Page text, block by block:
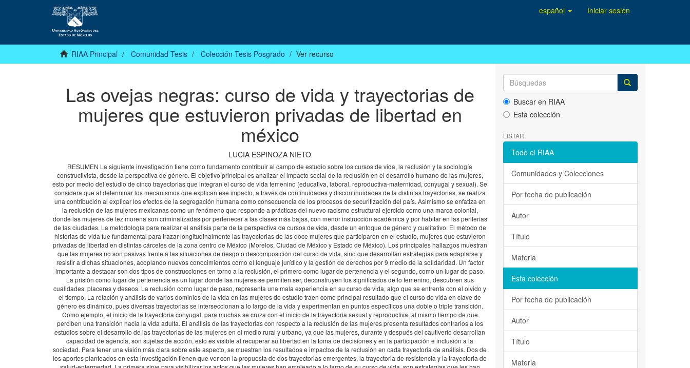
español Iniciar sesión
RIAA Principal Comunidad Tesis Colección Tesis Posgrado Ver recurso
Las ovejas negras: curso de vida y trayectorias de
mujeres que estuvieron privadas de libertad en
méxico
LUCIA ESPINOZA NIETO
RESUMEN La siguiente investigación tiene como fundamento contribuir al campo de estudio sobre los cursos de vida, la reclusión y la sociología
constructivista, desde la perspectiva de género. El objetivo principal es analizar el impacto social de la reclusión en el desarrollo humano de las mujeres,
esto por medio del estudio de cinco trayectorias que integran el curso de vida femenino (educativa, laboral, reproductiva-maternidad, conyugal y sexual). Se
considera que al determinar los mecanismos que explican ese impacto, a través de continuidades y discontinuidades de la distintas trayectorias, se realiza
una contribución al explicar los efectos de la segregación humana como consecuencia de los procesos de securitización del país. Asimismo se enfatiza en
la reclusión de las mujeres mexicanas como un fenómeno que responde a prácticas del nuevo racismo estructural ejercido como una marca colonial,
donde las mujeres de tez morena son criminalizadas por pertenecer a las clases más bajas, con menor instrucción académica y por habitar en las periferias
de las ciudades. La metodología para realizar el análisis parte de la perspectiva de cursos de vida, desde un enfoque de género y cualitativo. El método de
historias de vida fue fundamental para trazar longitudinalmente las trayectorias de las doce mujeres que participaron en el estudio, mujeres que estuvieron
privadas de libertad en distintas cárceles de la zona centro de México (Morelos, Ciudad de México y Estado de México). Los principales hallazgos muestran
que las mujeres no son pasivas frente a las situaciones de riesgo o descomposición del curso de vida, sino que desarrollan estrategias para adaptarse y
resistir a dichas situaciones, acoplando nuevos conocimientos como el lenguaje jurídico y la gestión de derechos por 9 medio de la solidaridad. Un factor
importante a destacar son dos tipos de construcciones en torno a la reclusión, el primero como lugar de pertenencia y el segundo, como un lugar de paso.
La prisión como lugar de pertenencia es un lugar donde las mujeres se permiten ser, deconstruyen los significados de lo femenino, descubren sus
cualidades, placeres y deseos. La reclusión como lugar de paso, representa una mala experiencia en su curso de vida, algo que se enfrenta con el olvido y
el tiempo. La relación y análisis de varios dominios de la vida en las mujeres de estudio traen como principal resultado que el curso de vida en clave de
género es dinámico, pues diversas trayectorias se interseccionan a lo largo de la vida y experimentan en puntos específicos una doble o triple transición.
Como ejemplo, el inicio de la trayectoria conyugal, para muchas se cruza con el inicio de la trayectoria sexual y reproductiva, al mismo tiempo de que
perciben una transición hacia la vida adulta. El análisis de las trayectorias con respecto a la reclusión de las mujeres presenta resultados contrarios a los
estudios sobre el desarrollo de las trayectorias de las mujeres en el medio rural y urbano, ya que las mujeres, durante y después del cautiverio desarrollan
capacidad de agencia, son sujetas de acción, esto es visible al recuperar su libertad en la toma de decisiones y en la participación e inclusión a la
sociedad. Para tener una visión más clara sobre este aspecto, se muestran los resultados e impactos de la reclusión en cada trayectoria de análisis. Dos de
los aportes planteados en esta investigación tienen que ver con la propuesta de dos trayectorias emergentes, la trayectoria de resistencia y la trayectoria de
Buscar en RIAA
Esta colección
LISTAR
Todo el RIAA
Comunidades y Colecciones
Por fecha de publicación
Autor
Título
Materia
Esta colección
Por fecha de publicación
Autor
Título
Materia